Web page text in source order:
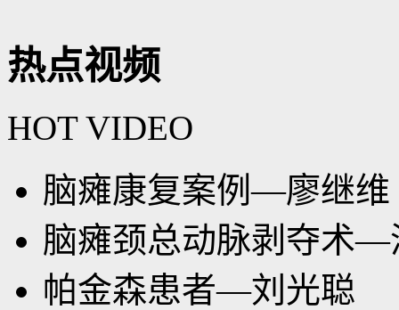
热点视频
HOT VIDEO
脑瘫康复案例—廖继维
脑瘫颈总动脉剥夺术—
帕金森患者—刘光聪